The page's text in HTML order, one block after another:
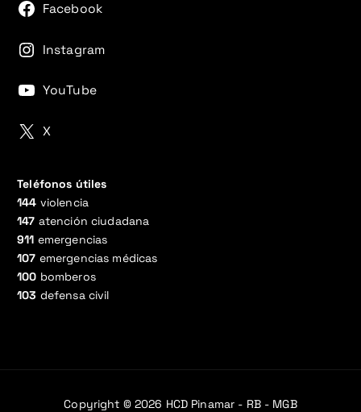
Facebook
Instagram
YouTube
X
Teléfonos útiles
144 violencia
147 atención ciudadana
911 emergencias
107 emergencias médicas
100 bomberos
103 defensa civil
Copyright © 2026 HCD Pinamar - RB - MGB